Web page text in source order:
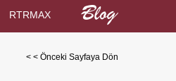
RTRMAX
< < Önceki Sayfaya Dön